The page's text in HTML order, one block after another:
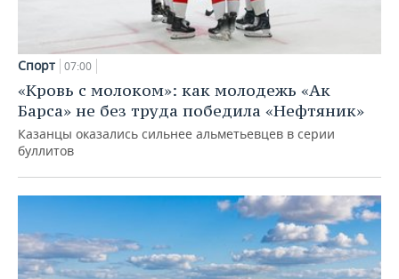
Спорт 07:00
«Кровь с молоком»: как молодежь «Ак
Барса» не без труда победила «Нефтяник»
Казанцы оказались сильнее альметьевцев в серии
буллитов